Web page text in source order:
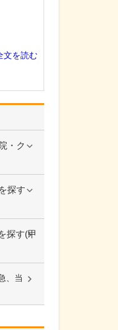
・ク
探す
探す(甲
、当
文を読む